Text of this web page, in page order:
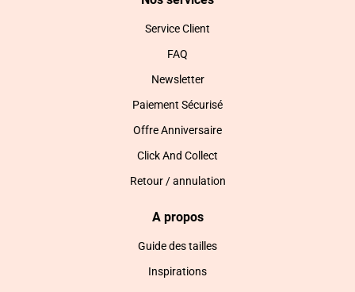
Service Client
FAQ
Newsletter
Paiement Sécurisé
Offre Anniversaire
Click And Collect
Retour / annulation
A propos
Guide des tailles
Inspirations